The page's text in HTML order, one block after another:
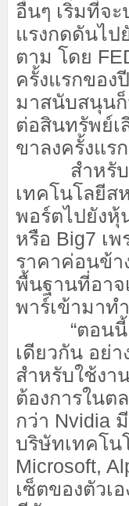
อื่นๆ เริ่มที่จ
แรงกดดันไป
ตาม โดย
ครั้งแรกของ
มาสนับสนุนก็
ต่อสินทรัพย์เ
ขาลงครั้งแร
สำหรั
เทคโนโลยีส
พอร์ตไปยัง
หรือ Big7 เ
ราคาค่อนข้า
พื้นฐานที่อาจ
พาร์เข้ามาท
“ตอน
เดียวกัน อย่
สำหรับใช้งา
ต้องการในต
กว่า Nvidia
บริษัทเทคโ
Microsoft,
เซ็ตของตัวเ